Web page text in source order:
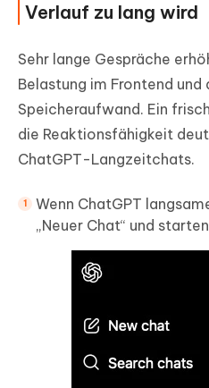
Verlauf zu lang wird
Sehr lange Gespräche
Belastung im Frontend und
Speicheraufwand. Ein
die Reaktionsfähigkeit
ChatGPT-Langzeitchats.
Wenn ChatGPT
„Neuer Chat“ und